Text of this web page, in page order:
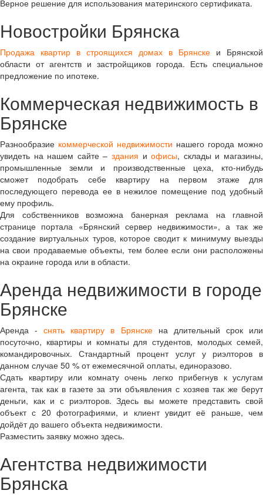
Верное решение для использования материнского сертификата.
Новостройки Брянска
Продажа квартир в строящихся домах в Брянске и Брянской
области от агентств и застройщиков города. Есть специальное
предложение по ипотеке.
Коммерческая недвижимость в
Брянске
Разнообразие коммерческой недвижимости нашего города можно
увидеть на нашем сайте – здания иофисы, склады и магазины,
промышленные земли и производственные цеха, кто-нибудь
сможет подобрать себе квартиру на первом этаже для
последующего перевода ее в нежилое помещение под удобный
ему профиль.
Для собственников возможна банерная реклама на главной
странице портала «Брянский сервер недвижимости», а так же
создание виртуальных туров, которое сводит к минимуму выезды
на свои продаваемые объекты, тем более если они расположены
на окраине города или в области.
Аренда недвижимости в городе
Брянске
Аренда -снять квартиру в Брянскена длительный срок или
посуточно, квартиры и комнаты для студентов, молодых семей,
командировочных. Стандартный процент услуг у риэлторов в
данном случае 50 % от ежемесячной оплаты, единоразово.
Сдать квартиру или комнату очень легко прибегнув к услугам
агента, так как в газете за эти объявления с хозяев так же берут
деньги, как и с риэлторов. Здесь вы можете представить свой
объект с 20 фотографиями, и клиент увидит её раньше, чем
дойдёт до вашего объекта недвижимости.
Разместить заявку можно здесь.
Агентства недвижимости
Брянска